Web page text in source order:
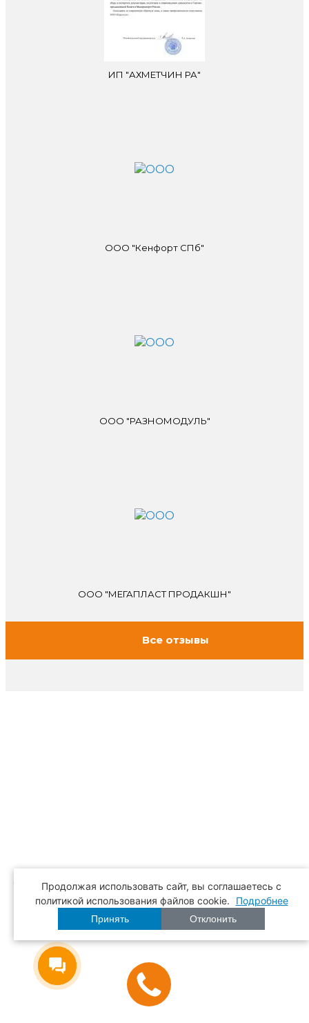
ИП "АХМЕТЧИН РА"
ООО "Кенфорт СПб"
ООО "РАЗНОМОДУЛЬ"
ООО "МЕГАПЛАСТ ПРОДАКШН"
Все отзывы
Что такое реестр Минпромторга (ПП719, ПП878, ТОРП)
Продолжая использовать сайт, вы соглашаетесь c
политикой использования файлов cookie.
Подробнее
Принять Отклонить